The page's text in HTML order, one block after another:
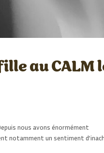
au CALM
nous avons énormément
notamment un sentiment